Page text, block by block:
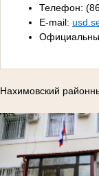
Телефон:
E-mail:
Нахимовский